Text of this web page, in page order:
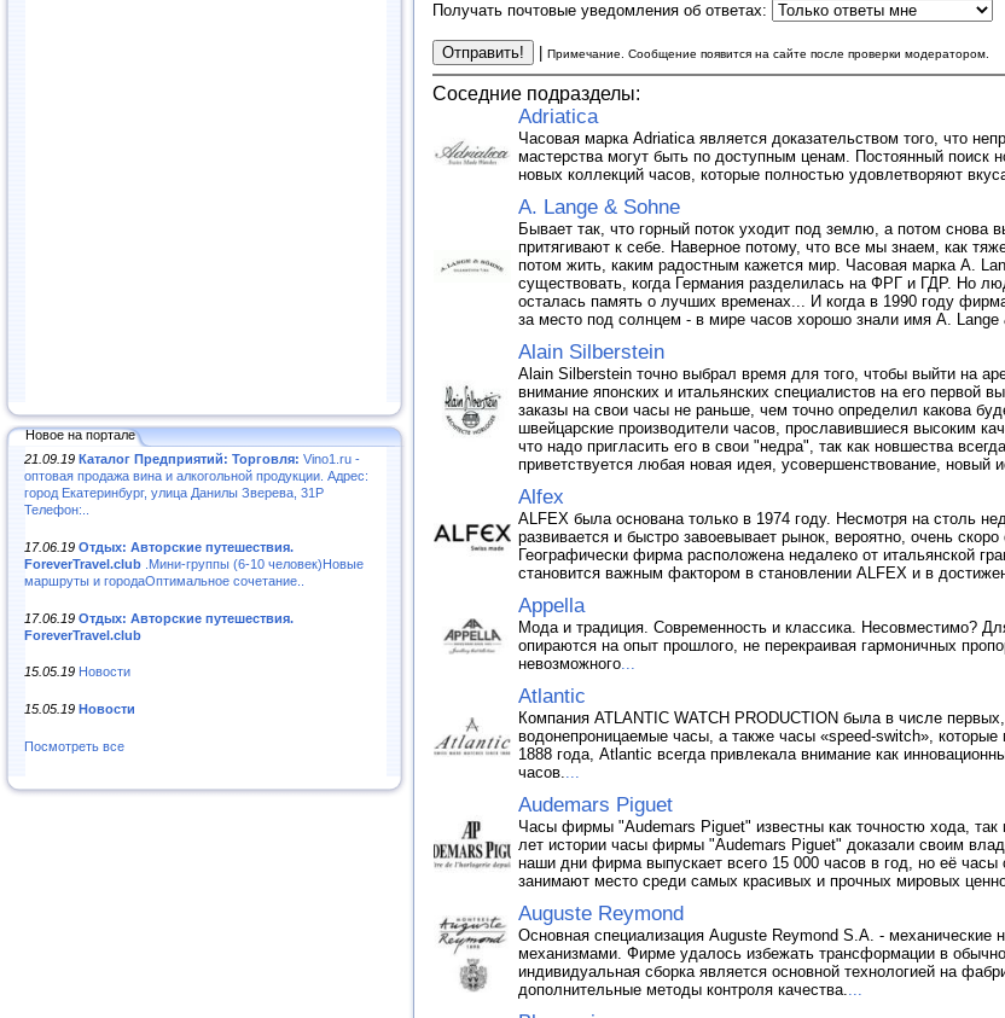
Новое на портале
21.09.19 Каталог Предприятий: Торговля: Vino1.ru -
оптовая продажа вина и алкогольной продукции. Адрес:
город Екатеринбург, улица Данилы Зверева, 31Р
Телефон:..
17.06.19 Отдых: Авторские путешествия.
ForeverTravel.club .Мини-группы (6-10 человек)Новые
маршруты и городаОптимальное сочетание..
17.06.19 Отдых: Авторские путешествия.
ForeverTravel.club
15.05.19 Новости
15.05.19 Новости
Посмотреть все
Получать почтовые уведомления об ответах:
Примечание. Сообщение появится на сайте после проверки модератором.
Соседние подразделы:
Adriatica
Часовая марка Adriatica является доказательством того, что
мастерства могут быть по доступным ценам. Постоянный поиск
новых коллекций часов, которые полностью удовлетворяют
A. Lange & Sohne
Бывает так, что горный поток уходит под землю, а потом снова
притягивают к себе. Наверное потому, что все мы знаем, как
потом жить, каким радостным кажется мир. Часовая марка A.
существовать, когда Германия разделилась на ФРГ и ГДР. Но
осталась память о лучших временах... И когда в 1990 году
за место под солнцем - в мире часов хорошо знали имя А. Lange
Alain Silberstein
Alain Silberstein точно выбрал время для того, чтобы выйти на
внимание японских и итальянских специалистов на его первой
заказы на свои часы не раньше, чем точно определил какова
швейцарские производители часов, прославившиеся высоким
что надо пригласить его в свои "недра", так как новшества
приветствуется любая новая идея, усовершенствование, новый
Alfex
ALFEX была основана только в 1974 году. Несмотря на столь
развивается и быстро завоевывает рынок, вероятно, очень
Географически фирма расположена недалеко от итальянской
становится важным фактором в становлении ALFEX и в
Appella
Мода и традиция. Современность и классика. Несовместимо?
опираются на опыт прошлого, не перекраивая гармоничных
невозможного...
Atlantic
Компания ATLANTIC WATCH PRODUCTION была в числе
водонепроницаемые часы, а также часы «speed-switch»,
1888 года, Atlantic всегда привлекала внимание как
часов....
Audemars Piguet
Часы фирмы "Audemars Piguet" известны как точностю хода,
лет истории часы фирмы "Audemars Piguet" доказали своим
наши дни фирма выпускает всего 15 000 часов в год, но её
занимают место среди самых красивых и прочных мировых
Auguste Reymond
Основная специализация Auguste Reymond S.A. -
механизмами. Фирме удалось избежать трансформации в
индивидуальная сборка является основной технологией на
дополнительные методы контроля качества....